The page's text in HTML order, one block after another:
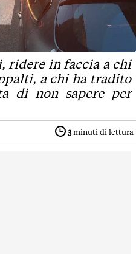
ridere in faccia a chi
a chi ha tradito
di non sapere per
3minuti di lettura